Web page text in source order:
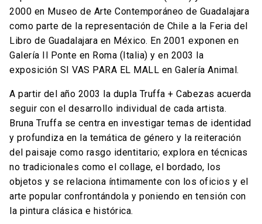
2000 en Museo de Arte Contemporáneo de Guadalajara
como parte de la representación de Chile a la Feria del
Libro de Guadalajara en México. En 2001 exponen en
Galería Il Ponte en Roma (Italia) y en 2003 la
exposición SI VAS PARA EL MALL en Galería Animal.
A partir del año 2003 la dupla Truffa + Cabezas acuerda
seguir con el desarrollo individual de cada artista.
Bruna Truffa se centra en investigar temas de identidad
y profundiza en la temática de género y la reiteración
del paisaje como rasgo identitario; explora en técnicas
no tradicionales como el collage, el bordado, los
objetos y se relaciona íntimamente con los oficios y el
arte popular confrontándola y poniendo en tensión con
la pintura clásica e histórica.